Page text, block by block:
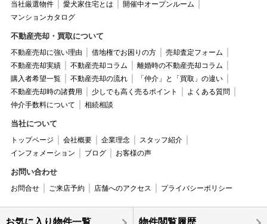
当社厳選物件 愛犬家住宅とは
開催中オープンルーム
マンションカタログ
不動産売却・買取について
不動産売却に強い理由 借地権でお困りの方
売却査定フォーム
不動産売却実績
不動産売却コラム
離婚時の不動産売却コラム
購入者希望一覧
不動産売却の流れ
「仲介」と「買取」の違い
不動産売却時の諸費用
少しでも高く売るポイント
よくある質問
仲介手数料について
相続相談
当社について
トップページ 会社概要 企業理念
スタッフ紹介
インフォメーション
ブログ お客様の声
お問い合わせ
お問合せ ご来店予約 店舗へのアクセス プライバシーポリシー